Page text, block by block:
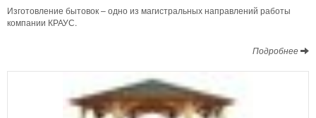
Изготовление бытовок – одно из магистральных направлений работы
компании КРАУС.
Подробнее